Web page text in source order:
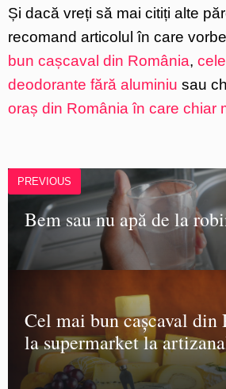
Și dacă vreți să mai citiți alte
recomand articolul în care
bun cașcaval din România,
deodorante fără aluminiu sau
oraș din România în care chiar
PREVIOUS
Bem sau nu apă de la
Cel mai bun cașcaval din
la supermarket la